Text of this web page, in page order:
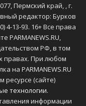
Пермский край, , г.
редактор: Бурков
4-13-93. 16+ Все права
PARMANEWS.RU,
РФ, в том
правах. При любом
на PARMANEWS.RU
ресурсе (сайте)
технологии.
информации